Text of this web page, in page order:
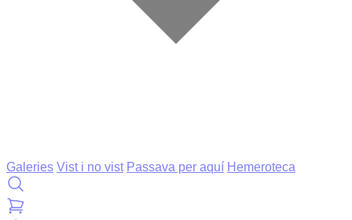
Galeries Vist i no vist Passava per aquí Hemeroteca